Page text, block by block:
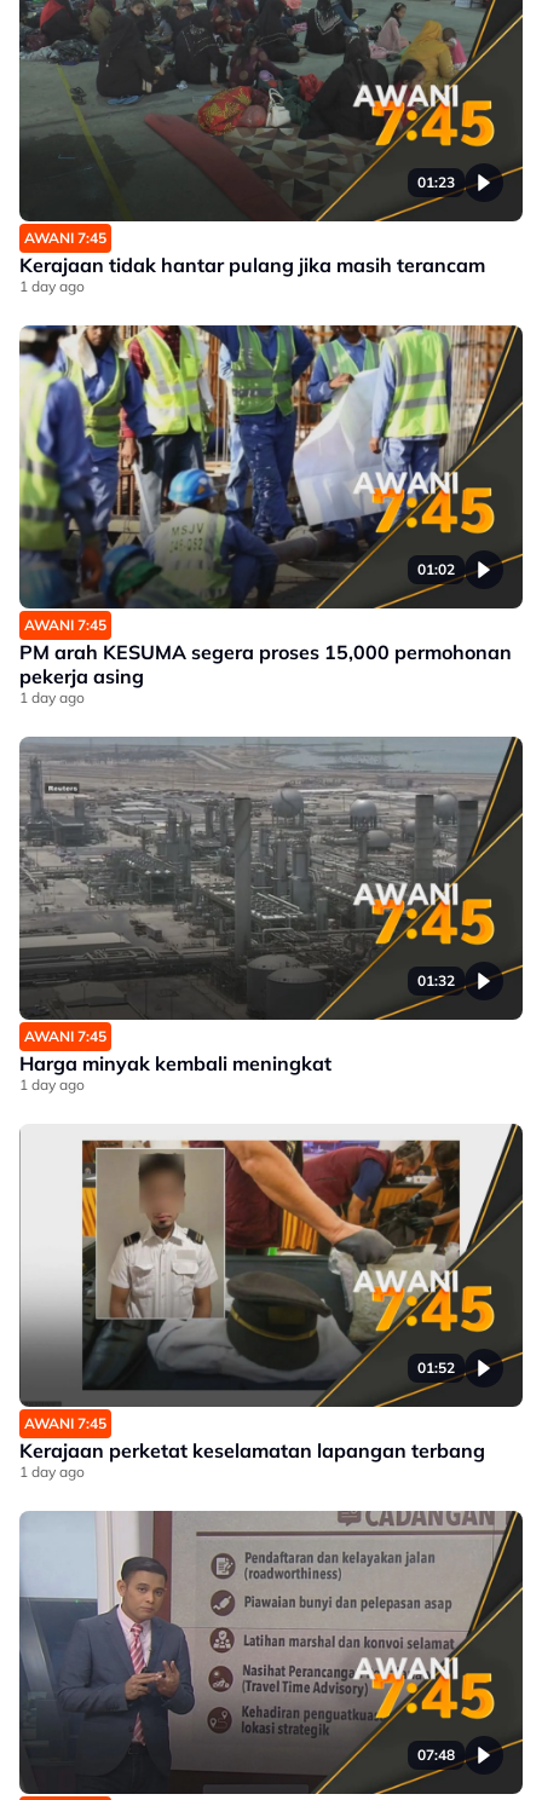
01:23
AWANI 7:45
Kerajaan tidak hantar pulang jika masih terancam
1 day ago
01:02
AWANI 7:45
PM arah KESUMA segera proses 15,000 permohonan
pekerja asing
1 day ago
01:32
AWANI 7:45
Harga minyak kembali meningkat
1 day ago
01:52
AWANI 7:45
Kerajaan perketat keselamatan lapangan terbang
1 day ago
07:48